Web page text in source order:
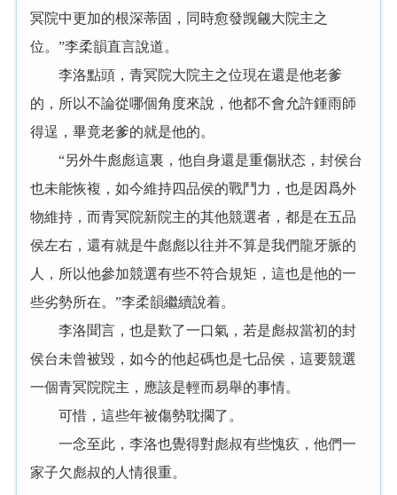
冥院中更加的根深蒂固，同時愈發觊觎大院主之
位。”李柔韻直言說道。
李洛點頭，青冥院大院主之位現在還是他老爹
的，所以不論從哪個角度來說，他都不會允許鍾雨師
得逞，畢竟老爹的就是他的。
“另外牛彪彪這裏，他自身還是重傷狀态，封侯台
也未能恢複，如今維持四品侯的戰鬥力，也是因爲外
物維持，而青冥院新院主的其他競選者，都是在五品
侯左右，還有就是牛彪彪以往并不算是我們龍牙脈的
人，所以他參加競選有些不符合規矩，這也是他的一
些劣勢所在。”李柔韻繼續說着。
李洛聞言，也是歎了一口氣，若是彪叔當初的封
侯台未曾被毀，如今的他起碼也是七品侯，這要競選
一個青冥院院主，應該是輕而易舉的事情。
可惜，這些年被傷勢耽擱了。
一念至此，李洛也覺得對彪叔有些愧疚，他們一
家子欠彪叔的人情很重。